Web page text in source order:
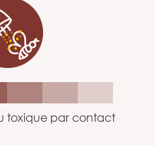
toxique par contact